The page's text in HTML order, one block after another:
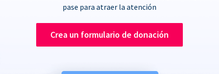
pase para atraer la atención
Crea un formulario de donación